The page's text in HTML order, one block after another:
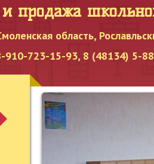
область,
910-723-15-93, 8 (48134) 5-
и продажа